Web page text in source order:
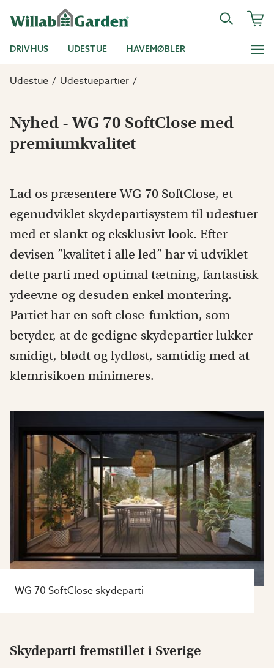
DRIVHUS UDESTUE HAVEMØBLER
Udestue Udestuepartier
Nyhed - WG 70 SoftClose med
premiumkvalitet
Lad os præsentere WG 70 SoftClose, et
egenudviklet skydepartisystem til udestuer
med et slankt og eksklusivt look. Efter
devisen ”kvalitet i alle led” har vi udviklet
dette parti med optimal tætning, fantastisk
ydeevne og desuden enkel montering.
Partiet har en soft close-funktion, som
betyder, at de gedigne skydepartier lukker
smidigt, blødt og lydløst, samtidig med at
klemrisikoen minimeres.
WG 70 SoftClose skydeparti
Skydeparti fremstillet i Sverige